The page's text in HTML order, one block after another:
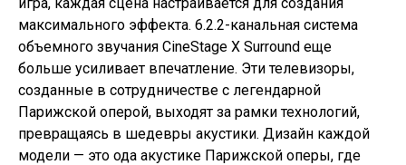
максимального эффекта. 6.2.2-канальная система
объемного звучания CineStage X Surround еще
больше усиливает впечатление. Эти телевизоры,
созданные в сотрудничестве с легендарной
Парижской оперой, выходят за рамки технологий,
превращаясь в шедевры акустики. Дизайн каждой
модели — это ода акустике Парижской оперы, где